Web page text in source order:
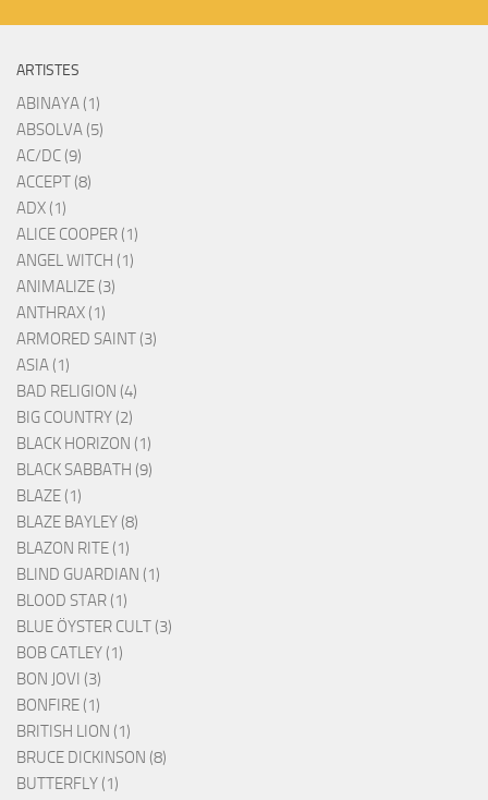
ARTISTES
ABINAYA (1)
ABSOLVA (5)
AC/DC (9)
ACCEPT (8)
ADX (1)
ALICE COOPER (1)
ANGEL WITCH (1)
ANIMALIZE (3)
ANTHRAX (1)
ARMORED SAINT (3)
ASIA (1)
BAD RELIGION (4)
BIG COUNTRY (2)
BLACK HORIZON (1)
BLACK SABBATH (9)
BLAZE (1)
BLAZE BAYLEY (8)
BLAZON RITE (1)
BLIND GUARDIAN (1)
BLOOD STAR (1)
BLUE ÖYSTER CULT (3)
BOB CATLEY (1)
BON JOVI (3)
BONFIRE (1)
BRITISH LION (1)
BRUCE DICKINSON (8)
BUTTERFLY (1)